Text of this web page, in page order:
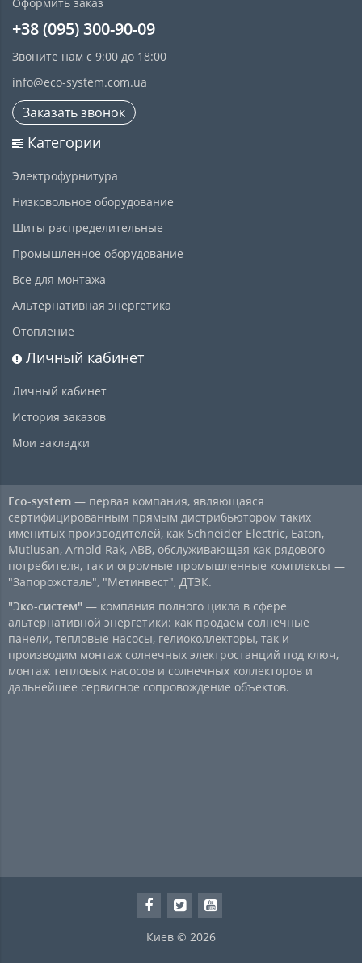
+38 (095) 300-90-09
Звоните нам с 9:00 до 18:00
info@eco-system.com.ua
Заказать звонок
Категории
Электрофурнитура
Низковольное оборудование
Щиты распределительные
Промышленное оборудование
Все для монтажа
Альтернативная энергетика
Отопление
Личный кабинет
Личный кабинет
История заказов
Мои закладки
Eco-system — первая компания, являющаяся
сертифицированным прямым дистрибьютором таких
именитых производителей, как Schneider Electric, Eaton,
Mutlusan, Arnold Rak, ABB, обслуживающая как рядового
потребителя, так и огромные промышленные комплексы —
"Запорожсталь", "Метинвест", ДТЭК.
"Эко-систем" — компания полного цикла в сфере
альтернативной энергетики: как продаем солнечные
панели, тепловые насосы, гелиоколлекторы, так и
производим монтаж солнечных электростанций под ключ,
монтаж тепловых насосов и солнечных коллекторов и
дальнейшее сервисное сопровождение объектов.
Киев © 2026